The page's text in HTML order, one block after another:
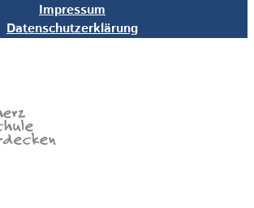
Impressum
Datenschutzerklärung